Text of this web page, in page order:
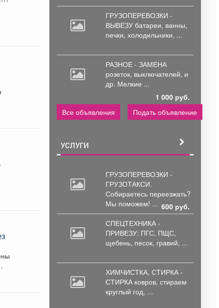
ГРУЗОПЕРЕВОЗКИ -
ВЫВЕЗУ батареи, ванны,
печки, холодильники, ...
РАЗНОЕ - ЗАМЕНА
розеток, выключателей, и
др. Мелкие ...
1 000 руб.
Все объявления
Подать объявление
УСЛУГИ
ГРУЗОПЕРЕВОЗКИ -
ГРУЗОТАКСИ.
Собираетесь переезжать?
Мы поможем! ... 600 руб.
СПЕЦТЕХНИКА -
ПРИВЕЗУ: ПГС, ПЩС,
щебень, песок, гравий, ...
ХИМЧИСТКА, СТИРКА -
СТИРКА ковров, стираем
круглый год, ...